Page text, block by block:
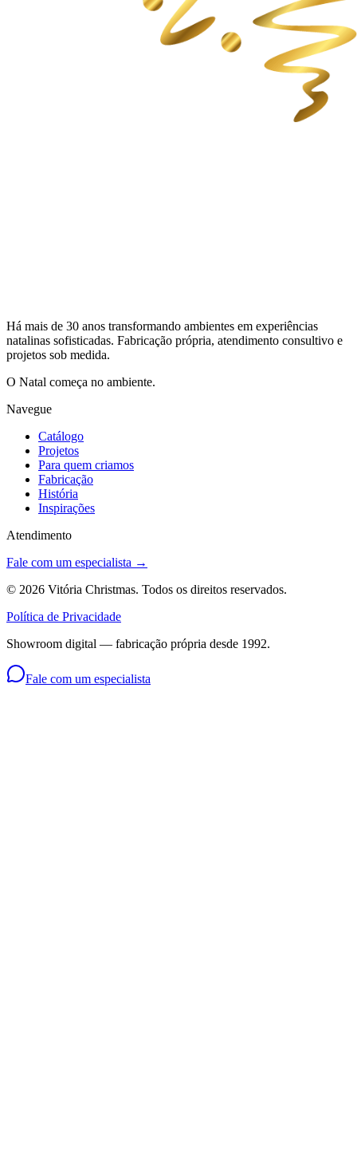
Há mais de 30 anos transformando ambientes em experiências
natalinas sofisticadas. Fabricação própria, atendimento consultivo e
projetos sob medida.
O Natal começa no ambiente.
Navegue
Catálogo
Projetos
Para quem criamos
Fabricação
História
Inspirações
Atendimento
Fale com um especialista →
© 2026 Vitória Christmas. Todos os direitos reservados.
Política de Privacidade
Showroom digital — fabricação própria desde 1992.
Fale com um especialista